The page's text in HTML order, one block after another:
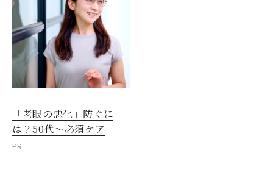
「老眼の悪化」防ぐに
は？50代～必須ケア
PR